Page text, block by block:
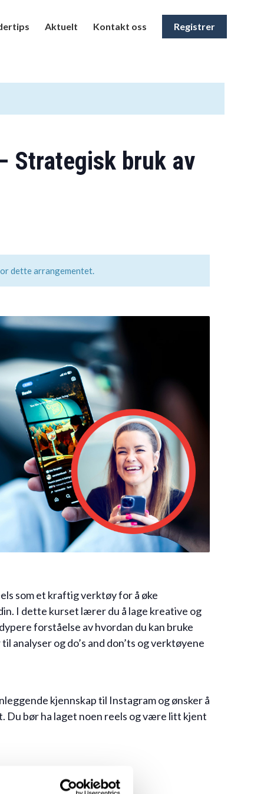
Aktuelt Kontakt oss Registrer
Strategisk bruk av
dette arrangementet.
som et kraftig verktøy for å øke
I dette kurset lærer du å lage kreative og
forståelse av hvordan du kan bruke
analyser og do’s and don’ts og verktøyene
kjennskap til Instagram og ønsker å
Du bør ha laget noen reels og være litt kjent
fanger oppmerksomheten